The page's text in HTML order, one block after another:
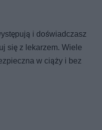
i doświadczasz
się z lekarzem. Wiele
w ciąży i bez